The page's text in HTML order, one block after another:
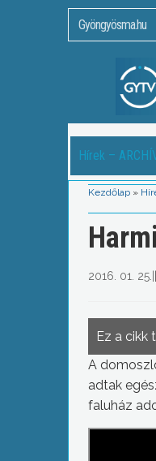
Gyöngyösma.hu
Hírek –
Kezdőlap »
2016. 01. 25.
Ez a
A
adtak
faluház